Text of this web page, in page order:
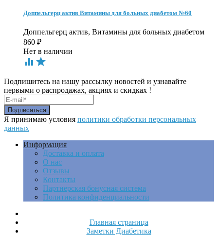
Доппельгерц актив Витамины для больных диабетом №60
Доппельгерц актив, Витамины для больных диабетом
860 ₽
Нет в наличии
 
Подпишитесь на нашу рассылку новостей и узнавайте
первыми о распродажах, акциях и скидках !
Я принимаю условия политики обработки персональных
данных
Информация
Доставка и оплата
О нас
Отзывы
Контакты
Партнерская бонусная система
Политика конфиденциальности
Главная страница
Заметки Диабетика